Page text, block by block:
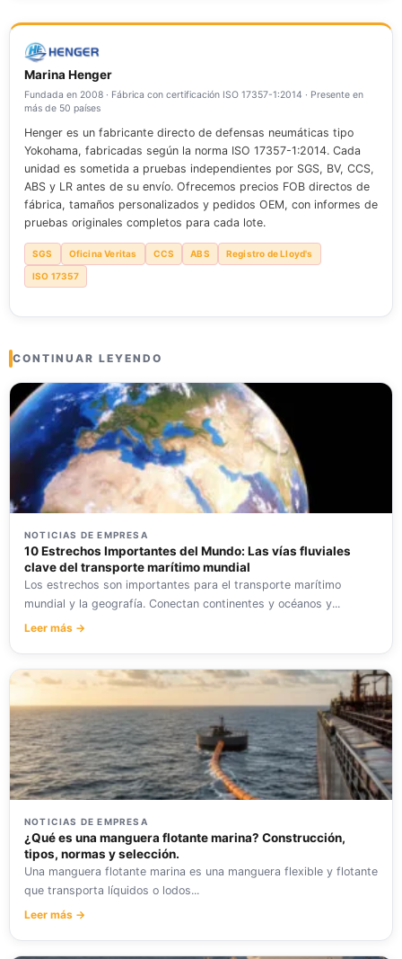
pueden ayudar a mitigar estos efectos. Adapte su enfoque
según corresponda.
deformación. Si no está seguro de la magnitud del daño,
consulte a un profesional para que lo evalúe. La
documentación facilita el seguimiento.
Marina Henger
Fundada en 2008 · Fábrica con certificación ISO 17357-1:2014 · Presente en
más de 50 países
Henger es un fabricante directo de defensas neumáticas tipo
Yokohama, fabricadas según la norma ISO 17357-1:2014. Cada
unidad es sometida a pruebas independientes por SGS, BV, CCS,
ABS y LR antes de su envío. Ofrecemos precios FOB directos de
fábrica, tamaños personalizados y pedidos OEM, con informes de
pruebas originales completos para cada lote.
SGS Oficina Veritas CCS ABS Registro de Lloyd's
ISO 17357
CONTINUAR LEYENDO
NOTICIAS DE EMPRESA
10 Estrechos Importantes del Mundo: Las vías fluviales
clave del transporte marítimo mundial
Los estrechos son importantes para el transporte marítimo
mundial y la geografía. Conectan continentes y océanos y...
Leer más →
NOTICIAS DE EMPRESA
¿Qué es una manguera flotante marina? Construcción,
tipos, normas y selección.
Una manguera flotante marina es una manguera flexible y flotante
que transporta líquidos o lodos...
Leer más →